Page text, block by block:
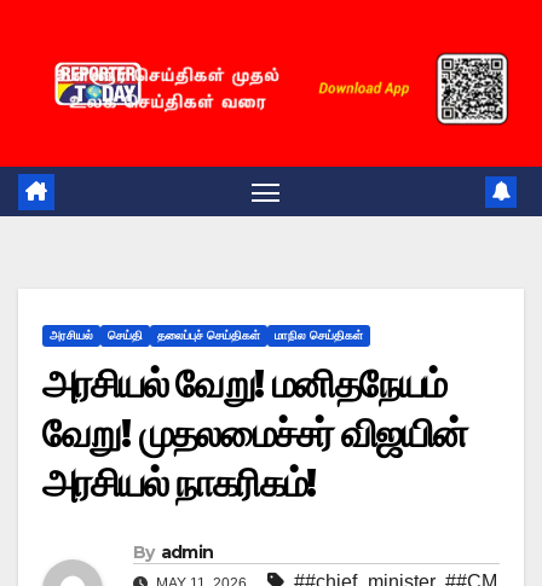
content
அரசியல் செய்தி தலைப்புச் செய்திகள் மாநில செய்திகள்
அரசியல் வேறு! மனிதநேயம்
வேறு! முதலமைச்சர் விஜயின்
அரசியல் நாகரிகம்!
By admin
##chief_minister, ##CM